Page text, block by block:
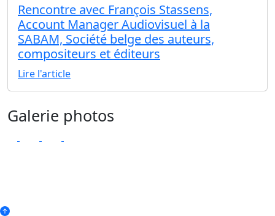
Rencontre avec François Stassens,
Account Manager Audiovisuel à la
SABAM, Société belge des auteurs,
compositeurs et éditeurs
Lire l'article
Galerie photos